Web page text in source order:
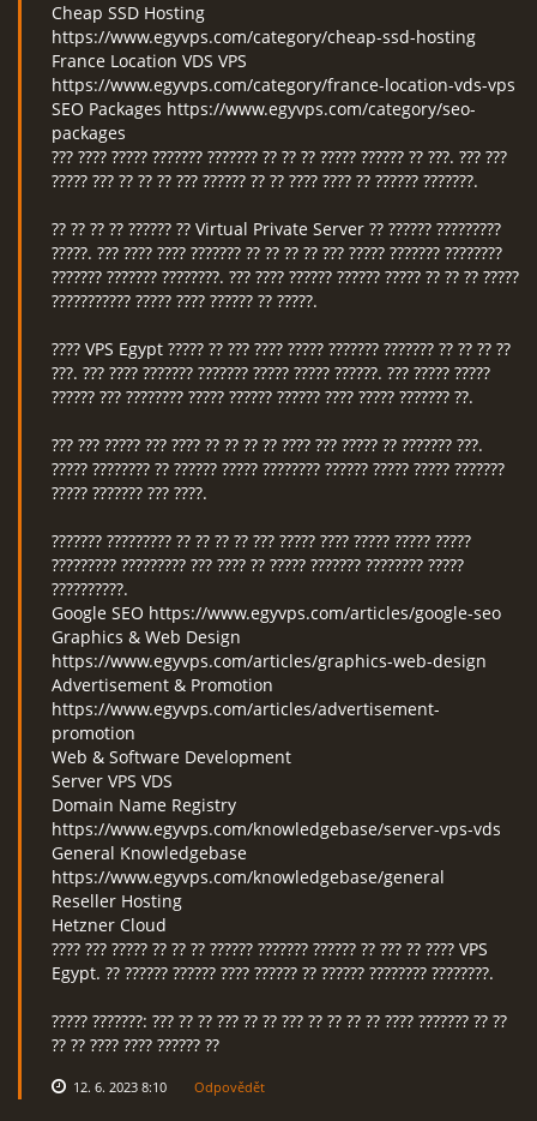
Cheap SSD Hosting
https://www.egyvps.com/category/cheap-ssd-hosting
France Location VDS VPS
https://www.egyvps.com/category/france-location-vds-vps
SEO Packages https://www.egyvps.com/category/seo-
packages
??? ???? ????? ??????? ??????? ?? ?? ?? ????? ?????? ?? ???. ??? ???
????? ??? ?? ?? ?? ??? ?????? ?? ?? ???? ???? ?? ?????? ???????.
?? ?? ?? ?? ?????? ?? Virtual Private Server ?? ?????? ?????????
?????. ??? ???? ???? ??????? ?? ?? ?? ?? ??? ????? ??????? ????????
??????? ??????? ????????. ??? ???? ?????? ?????? ????? ?? ?? ?? ?????
??????????? ????? ???? ?????? ?? ?????.
???? VPS Egypt ????? ?? ??? ???? ????? ??????? ??????? ?? ?? ?? ??
???. ??? ???? ??????? ??????? ????? ????? ??????. ??? ????? ?????
?????? ??? ???????? ????? ?????? ?????? ???? ????? ??????? ??.
??? ??? ????? ??? ???? ?? ?? ?? ?? ???? ??? ????? ?? ??????? ???.
????? ???????? ?? ?????? ????? ???????? ?????? ????? ????? ???????
????? ??????? ??? ????.
??????? ????????? ?? ?? ?? ?? ??? ????? ???? ????? ????? ?????
????????? ????????? ??? ???? ?? ????? ??????? ???????? ?????
??????????.
Google SEO https://www.egyvps.com/articles/google-seo
Graphics & Web Design
https://www.egyvps.com/articles/graphics-web-design
Advertisement & Promotion
https://www.egyvps.com/articles/advertisement-
promotion
Web & Software Development
Server VPS VDS
Domain Name Registry
https://www.egyvps.com/knowledgebase/server-vps-vds
General Knowledgebase
https://www.egyvps.com/knowledgebase/general
Reseller Hosting
Hetzner Cloud
???? ??? ????? ?? ?? ?? ?????? ??????? ?????? ?? ??? ?? ???? VPS
Egypt. ?? ?????? ?????? ???? ?????? ?? ?????? ???????? ????????.
????? ???????: ??? ?? ?? ??? ?? ?? ??? ?? ?? ?? ?? ???? ??????? ?? ??
?? ?? ???? ???? ?????? ??
12. 6. 2023 8:10 Odpovědět